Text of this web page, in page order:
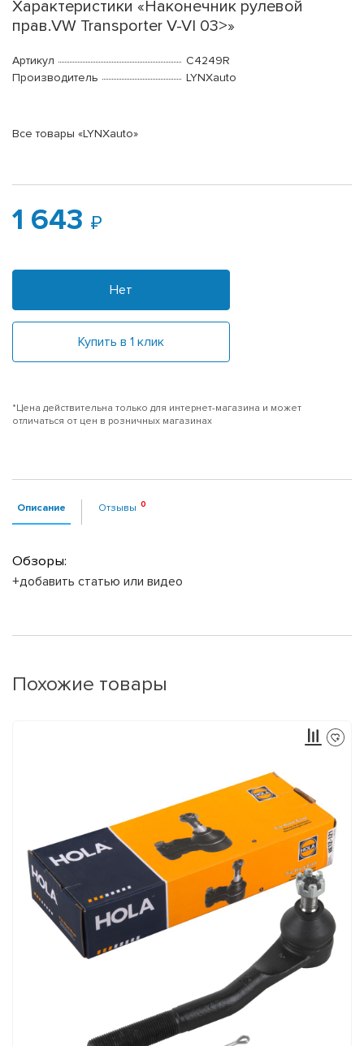
Характеристики «Наконечник рулевой
прав.VW Transporter V-VI 03>»
Артикул
C4249R
Производитель
LYNXauto
Все товары «LYNXauto»
1 643
Нет
Купить в 1 клик
*Цена действительна только для интернет-магазина и может
отличаться от цен в розничных магазинах
Описание Отзывы
Обзоры:
+добавить статью или видео
Похожие товары